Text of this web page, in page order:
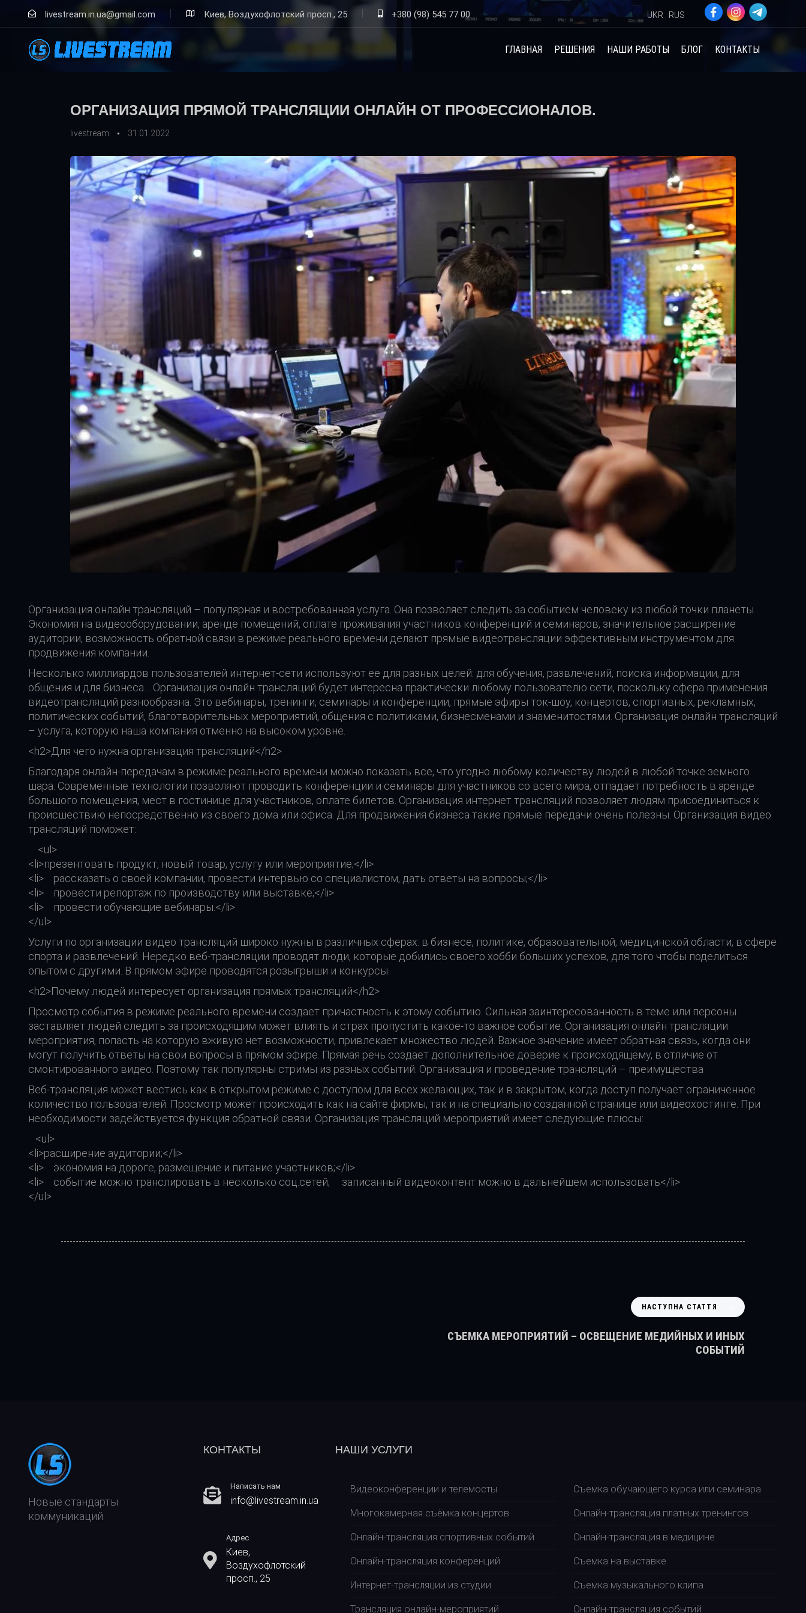
Skip
to
navigation
Skip
livestream.in.ua@gmail.com Киев, Воздухофлотский просп., 25 +380 (98) 545 77 00 UKR RUS
ГЛАВНАЯ РЕШЕНИЯ НАШИ РАБОТЫ БЛОГ КОНТАКТЫ
ОРГАНИЗАЦИЯ ПРЯМОЙ ТРАНСЛЯЦИИ ОНЛАЙН ОТ ПРОФЕССИОНАЛОВ.
livestream 31.01.2022
Организация онлайн трансляций – популярная и востребованная услуга. Она позволяет следить за событием человеку из любой точки планеты.
Экономия на видеооборудовании, аренде помещений, оплате проживания участников конференций и семинаров, значительное расширение
аудитории, возможность обратной связи в режиме реального времени делают прямые видеотрансляции эффективным инструментом для
продвижения компании.
Несколько миллиардов пользователей интернет-сети используют ее для разных целей: для обучения, развлечений, поиска информации, для
общения и для бизнеса… Организация онлайн трансляций будет интересна практически любому пользователю сети, поскольку сфера применения
видеотрансляций разнообразна. Это вебинары, тренинги, семинары и конференции, прямые эфиры ток-шоу, концертов, спортивных, рекламных,
политических событий, благотворительных мероприятий, общения с политиками, бизнесменами и знаменитостями. Организация онлайн трансляций
– услуга, которую наша компания отменно на высоком уровне.
<h2>Для чего нужна организация трансляций</h2>
Благодаря онлайн-передачам в режиме реального времени можно показать все, что угодно любому количеству людей в любой точке земного
шара. Современные технологии позволяют проводить конференции и семинары для участников со всего мира, отпадает потребность в аренде
большого помещения, мест в гостинице для участников, оплате билетов. Организация интернет трансляций позволяет людям присоединиться к
происшествию непосредственно из своего дома или офиса. Для продвижения бизнеса такие прямые передачи очень полезны. Организация видео
трансляций поможет:
<ul>
<li>презентовать продукт, новый товар, услугу или мероприятие;</li>
<li> рассказать о своей компании, провести интервью со специалистом, дать ответы на вопросы;</li>
<li> провести репортаж по производству или выставке;</li>
<li> провести обучающие вебинары.</li>
</ul>
Услуги по организации видео трансляций широко нужны в различных сферах: в бизнесе, политике, образовательной, медицинской области, в сфере
спорта и развлечений. Нередко веб-трансляции проводят люди, которые добились своего хобби больших успехов, для того чтобы поделиться
опытом с другими. В прямом эфире проводятся розыгрыши и конкурсы.
<h2>Почему людей интересует организация прямых трансляций</h2>
Просмотр события в режиме реального времени создает причастность к этому событию. Сильная заинтересованность в теме или персоны
заставляет людей следить за происходящим может влиять и страх пропустить какое-то важное событие. Организация онлайн трансляции
мероприятия, попасть на которую вживую нет возможности, привлекает множество людей. Важное значение имеет обратная связь, когда они
могут получить ответы на свои вопросы в прямом эфире. Прямая речь создает дополнительное доверие к происходящему, в отличие от
смонтированного видео. Поэтому так популярны стримы из разных событий. Организация и проведение трансляций – преимущества
Веб-трансляция может вестись как в открытом режиме с доступом для всех желающих, так и в закрытом, когда доступ получает ограниченное
количество пользователей. Просмотр может происходить как на сайте фирмы, так и на специально созданной странице или видеохостинге. При
необходимости задействуется функция обратной связи. Организация трансляций мероприятий имеет следующие плюсы:
<ul>
<li>расширение аудитории;</li>
<li> экономия на дороге, размещение и питание участников;</li>
<li> событие можно транслировать в несколько соц.сетей; записанный видеоконтент можно в дальнейшем использовать</li>
</ul>
С
НАСТУПНА СТАТТЯ
СЪЕМКА МЕРОПРИЯТИЙ – ОСВЕЩЕНИЕ МЕДИЙНЫХ И ИНЫХ
СОБЫТИЙ
Новые стандарты
коммуникаций
КОНТАКТЫ
Написать нам
info@livestream.in.ua
Адрес
Киев,
Воздухофлотский
просп., 25
НАШИ УСЛУГИ
Видеоконференции и телемосты
Многокамерная съёмка концертов
Онлайн-трансляция спортивных событий
Онлайн-трансляция конференций
Интернет-трансляции из студии
Трансляция онлайн-мероприятий
Съемка обучающего курса или семинара
Онлайн-трансляция платных тренингов
Онлайн-трансляция в медицине
Съемка на выставке
Съемка музыкального клипа
Онлайн-трансляция событий